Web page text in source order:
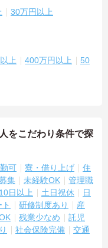
30万円以上
上 400万円以上
50
をこだわり条件で探
可 寮・借り上げ
住
集 未経験OK
管理職
日以上 土日祝休
日
研修制度あり
産
残業少なめ
託児
社会保険完備
交通